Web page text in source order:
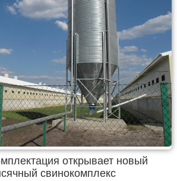
открывает новый
свинокомплекс